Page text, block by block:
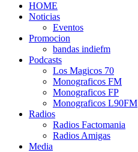
HOME
Noticias
Eventos
Promocion
bandas indiefm
Podcasts
Los Magicos 70
Monograficos FM
Monograficos FP
Monograficos L90FM
Radios
Radios Factomania
Radios Amigas
Media